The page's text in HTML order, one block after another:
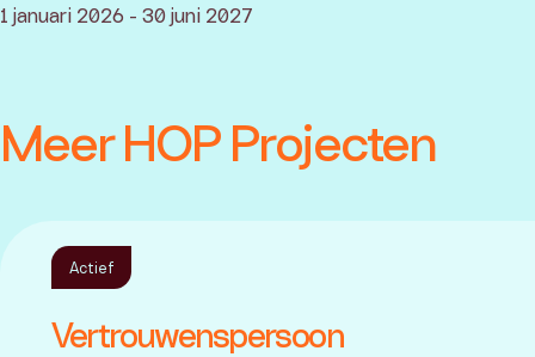
1 januari 2026 - 30 juni 2027
Meer HOP Projecten
Actief
Vertrouwenspersoon